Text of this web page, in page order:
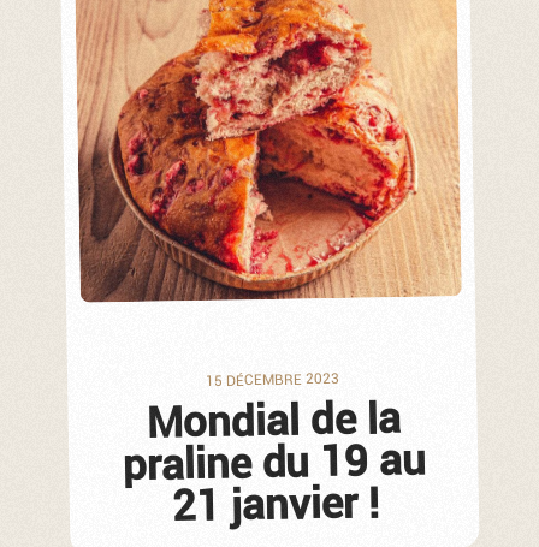
15 DÉCEMBRE 2023
Mondial de la
praline du 19 au
21 janvier !